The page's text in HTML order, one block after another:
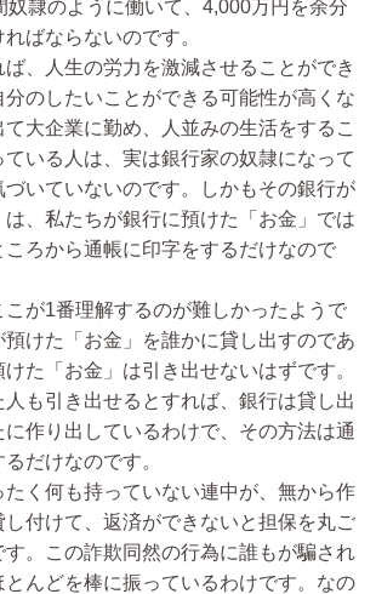
奴隷のように働いて、4,000万円を余分
ばならないのです。
、人生の労力を激減させることができ
分のしたいことができる可能性が高くな
て大企業に勤め、人並みの生活をするこ
ている人は、実は銀行家の奴隷になって
づいていないのです。しかもその銀行が
、私たちが銀行に預けた「お金」では
ころから通帳に印字をするだけなので
が1番理解するのが難しかったようで
けた「お金」を誰かに貸し出すのであ
た「お金」は引き出せないはずです。
も引き出せるとすれば、銀行は貸し出
作り出しているわけで、その方法は通
だけなのです。
く何も持っていない連中が、無から作
し付けて、返済ができないと担保を丸ご
す。この詐欺同然の行為に誰もが騙され
とんどを棒に振っているわけです。なの